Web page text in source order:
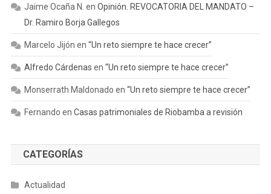
Jaime Ocaña N. en Opinión. REVOCATORIA DEL MANDATO –
Dr. Ramiro Borja Gallegos
Marcelo Jijón en “Un reto siempre te hace crecer”
Alfredo Cárdenas en “Un reto siempre te hace crecer”
Monserrath Maldonado en “Un reto siempre te hace crecer”
Fernando en Casas patrimoniales de Riobamba a revisión
CATEGORÍAS
Actualidad